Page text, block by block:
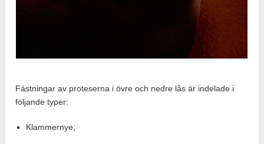
Fästningar av proteserna i övre och nedre lås är indelade i
följande typer:
Klammernye;